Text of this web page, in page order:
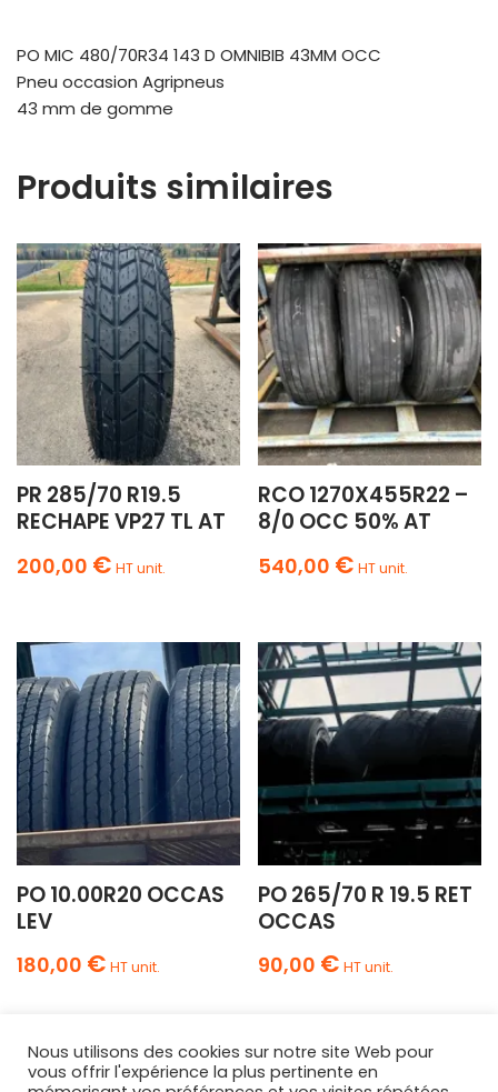
PO MIC 480/70R34 143 D OMNIBIB 43MM OCC
Pneu occasion Agripneus
43 mm de gomme
Produits similaires
PR 285/70 R19.5
RECHAPE VP27 TL AT
200,00 € HT unit.
RCO 1270X455R22 –
8/0 OCC 50% AT
540,00 € HT unit.
PO 10.00R20 OCCAS
LEV
180,00 € HT unit.
PO 265/70 R 19.5 RET
OCCAS
90,00 € HT unit.
Nous utilisons des cookies sur notre site Web pour
vous offrir l'expérience la plus pertinente en